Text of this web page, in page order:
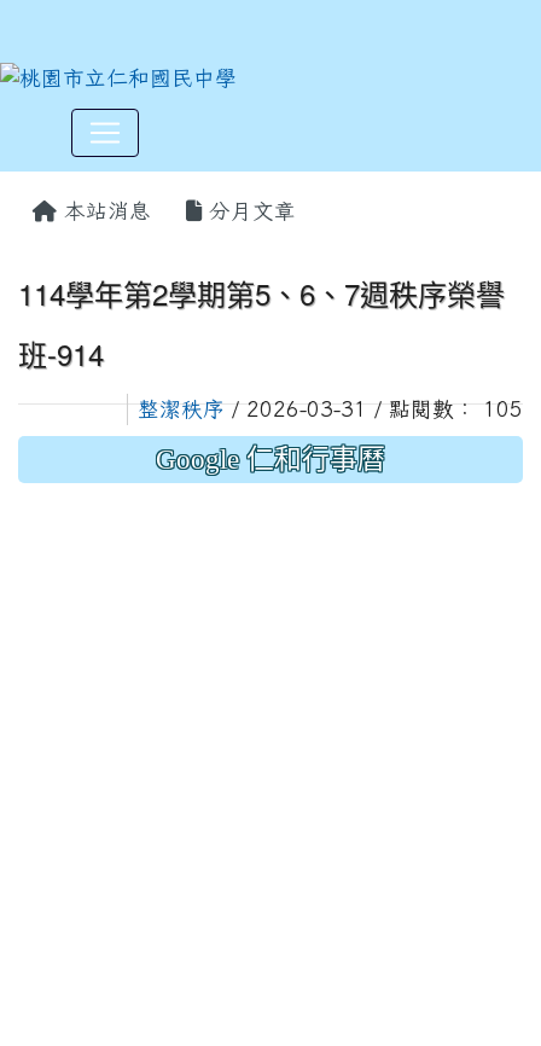
本站消息 分月文章
114學年第2學期第5、6、7週秩序榮譽
班-914
整潔秩序/ 2026-03-31 / 點閱數： 105
Google 仁和行事曆